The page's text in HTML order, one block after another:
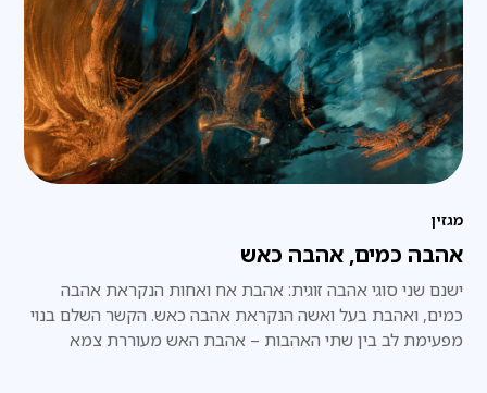
מגזין
אהבה כמים, אהבה כאש
ישנם שני סוגי אהבה זוגית: אהבת אח ואחות הנקראת אהבה
כמים, ואהבת בעל ואשה הנקראת אהבה כאש. הקשר השלם בנוי
מפעימת לב בין שתי האהבות – אהבת האש מעוררת צמא